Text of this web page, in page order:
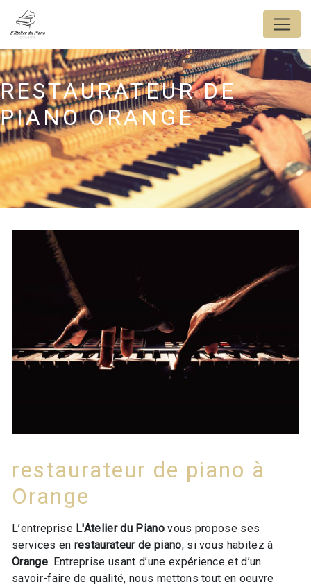
RESTAURATEUR DE
PIANO ORANGE
restaurateur de piano à
Orange
L’entreprise L'Atelier du Pianovous propose ses
services en restaurateur de piano, si vous habitez à
Orange. Entreprise usant d’une expérience et d’un
savoir-faire de qualité, nous mettons tout en oeuvre
Panneau de gestion des cookies